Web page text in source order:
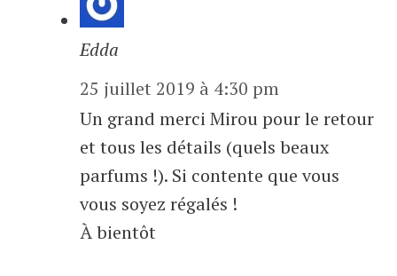
Edda
25 juillet 2019 à 4:30 pm
Un grand merci Mirou pour le retour
et tous les détails (quels beaux
parfums !). Si contente que vous
vous soyez régalés !
À bientôt